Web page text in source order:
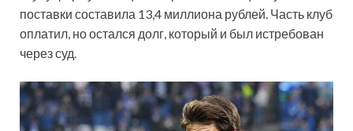
поставки составила 13,4 миллиона рублей. Часть клуб
оплатил, но остался долг, который и был истребован
через суд.